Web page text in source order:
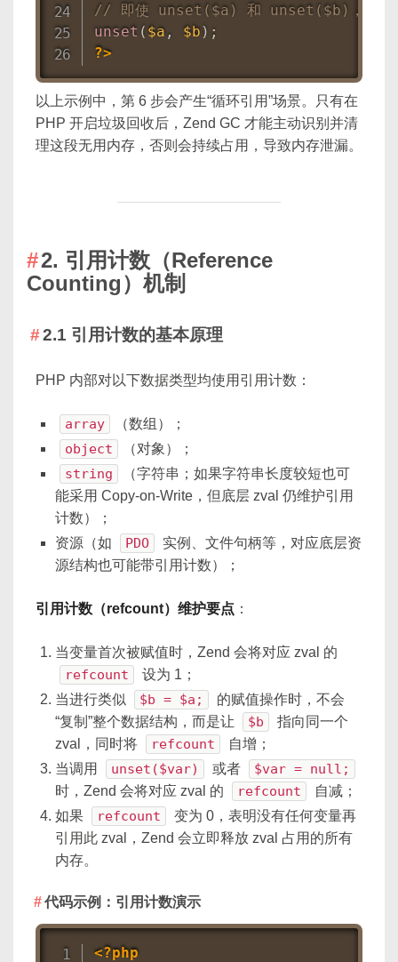
// 即使 unset($a) 和 unset($b)，由于循
unset ( $a , $b ) ;
?>
以上示例中，第 6 步会产生“循环引用”场景。只有在
PHP 开启垃圾回收后，Zend GC 才能主动识别并清
理这段无用内存，否则会持续占用，导致内存泄漏。
2. 引用计数（Reference
Counting）机制
2.1 引用计数的基本原理
PHP 内部对以下数据类型均使用引用计数：
array （数组）；
object （对象）；
string
（字符串；如果字符串长度较短也可
能采用 Copy-on-Write，但底层 zval 仍维护引用
计数）；
资源（如
PDO
实例、文件句柄等，对应底层资
源结构也可能带引用计数）；
引用计数（refcount）维护要点 ：
当变量首次被赋值时，Zend 会将对应 zval 的
refcount
设为 1；
当进行类似
$b = $a;
的赋值操作时，不会
“复制”整个数据结构，而是让
$b
指向同一个
zval，同时将
refcount
自增；
当调用
unset($var) 或者 $var = null;
时，Zend 会将对应 zval 的 refcount
自减；
如果
refcount
变为 0，表明没有任何变量再
引用此 zval，Zend 会立即释放 zval 占用的所有
内存。
代码示例：引用计数演示
<?php